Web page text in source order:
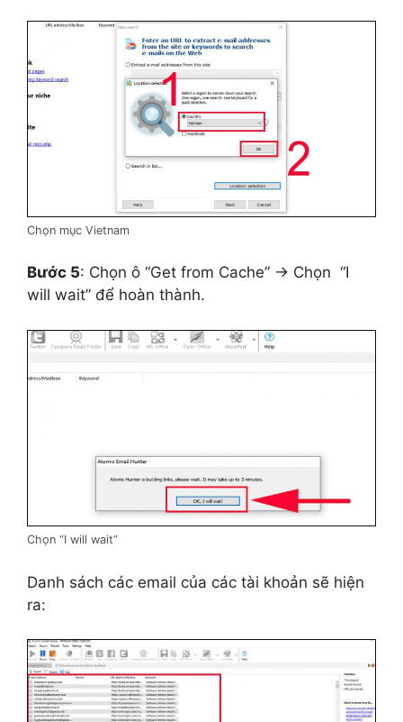
Chọn mục Vietnam
Bước 5: Chọn ô “Get from Cache” → Chọn “I
will wait” để hoàn thành.
Chọn “I will wait”
Danh sách các email của các tài khoản sẽ hiện
ra: